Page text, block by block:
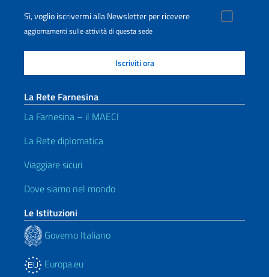
Sì, voglio iscrivermi alla Newsletter per ricevere
aggiornamenti sulle attività di questa sede
La Rete Farnesina
La Farnesina – il MAECI
La Rete diplomatica
Viaggiare sicuri
Dove siamo nel mondo
Le Istituzioni
Governo Italiano
Europa.eu